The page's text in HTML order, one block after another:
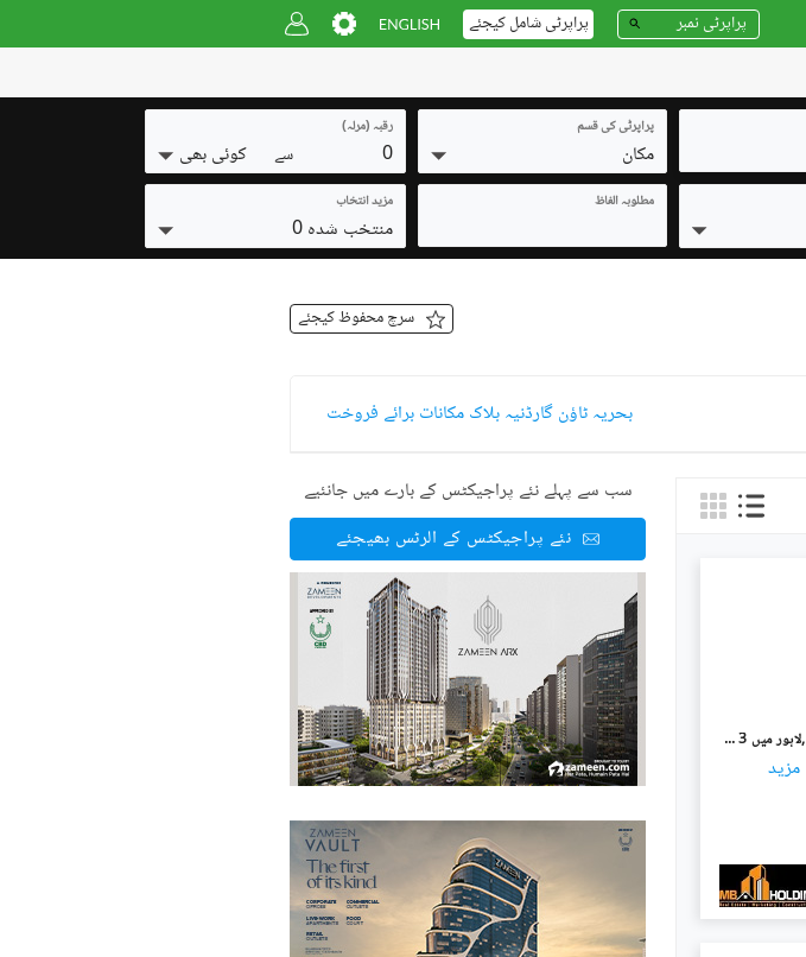
پراپرٹی شامل کیجئے
پراپرٹی کی قسم
مکان
رقبہ (مرلہ)
0 سے کوئی بھی
مطلوبہ الفاظ مزید انتخاب
منتخب شدہ 0
سرچ محفوظ کیجئے
بحریہ ٹاؤن گارڈنیہ بلاک مکانات برائے فروخت
بحریہ ٹاؤن گارڈنیہ بلاک بحریہ ٹاؤن سیکٹر سی,بحریہ ٹاؤن,لاہور میں 3 کمروں کا 5 مرلہ مکان 70.0 ہزار میں کرایہ پر دستیاب ہے۔
مزید
سب سے پہلے نئے پراجیکٹس کے بارے میں جانئیے
نئے پراجیکٹس کے الرٹس بھیجئے